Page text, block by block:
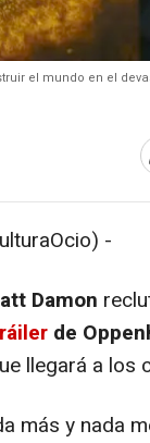
el mundo en el
-
Damon
de
llegará a los
más y nada